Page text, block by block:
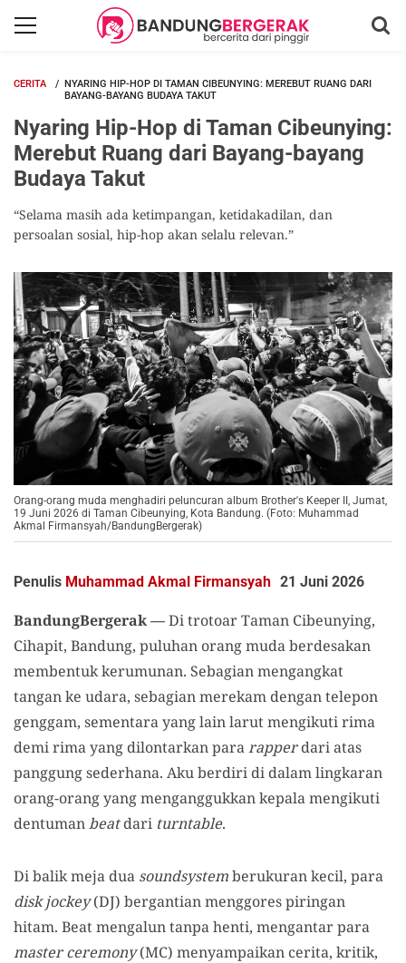
CERITA
NYARING HIP-HOP DI TAMAN CIBEUNYING: MEREBUT RUANG DARI
BAYANG-BAYANG BUDAYA TAKUT
Nyaring Hip-Hop di Taman Cibeunying:
Merebut Ruang dari Bayang-bayang
Budaya Takut
“Selama masih ada ketimpangan, ketidakadilan, dan
persoalan sosial, hip-hop akan selalu relevan.”
Orang-orang muda menghadiri peluncuran album Brother's Keeper II, Jumat,
19 Juni 2026 di Taman Cibeunying, Kota Bandung. (Foto: Muhammad
Akmal Firmansyah/BandungBergerak)
Penulis Muhammad Akmal Firmansyah 21 Juni 2026
BandungBergerak —Di trotoar Taman Cibeunying,
Cihapit, Bandung, puluhan orang muda berdesakan
membentuk kerumunan. Sebagian mengangkat
tangan ke udara, sebagian merekam dengan telepon
genggam, sementara yang lain larut mengikuti rima
demi rima yang dilontarkan pararapperdari atas
panggung sederhana. Aku berdiri di dalam lingkaran
orang-orang yang menganggukkan kepala mengikuti
dentumanbeatdari turntable.
Di balik meja dua soundsystemberukuran kecil, para
disk jockey(DJ) bergantian menggores piringan
hitam. Beat mengalun tanpa henti, mengantar para
master ceremony(MC) menyampaikan cerita, kritik,